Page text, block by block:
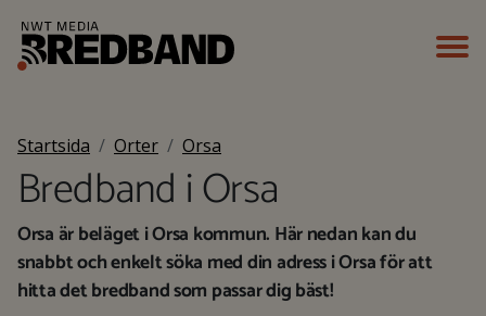
Startsida Orter Orsa
Bredband i Orsa
Orsa är beläget i Orsa kommun. Här nedan kan du
snabbt och enkelt söka med din adress i Orsa för att
hitta det bredband som passar dig bäst!